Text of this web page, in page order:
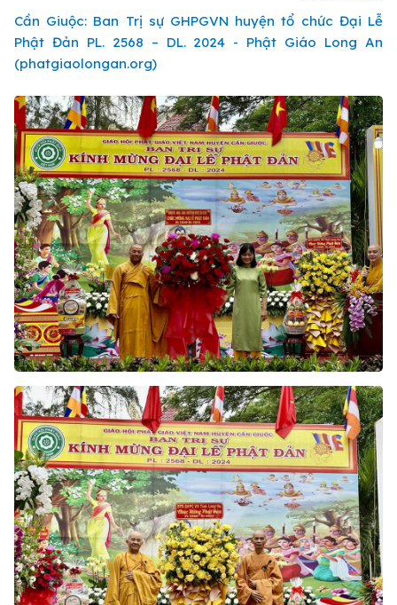
Cần Giuộc: Ban Trị sự GHPGVN huyện tổ chức Đại Lễ
Phật Đản PL. 2568 – DL. 2024 - Phật Giáo Long An
(phatgiaolongan.org)